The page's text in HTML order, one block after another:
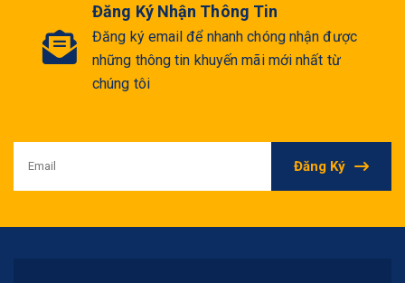
Đăng Ký Nhận Thông Tin
Đăng ký email để nhanh chóng nhận được
những thông tin khuyến mãi mới nhất từ
chúng tôi
Đăng Ký